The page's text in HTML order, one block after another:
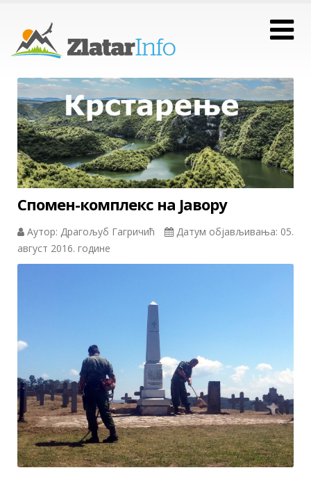
Спомен-комплекс на Јавору
Аутор: Драгољуб Гагричић
Датум објављивања: 05.
август 2016. године